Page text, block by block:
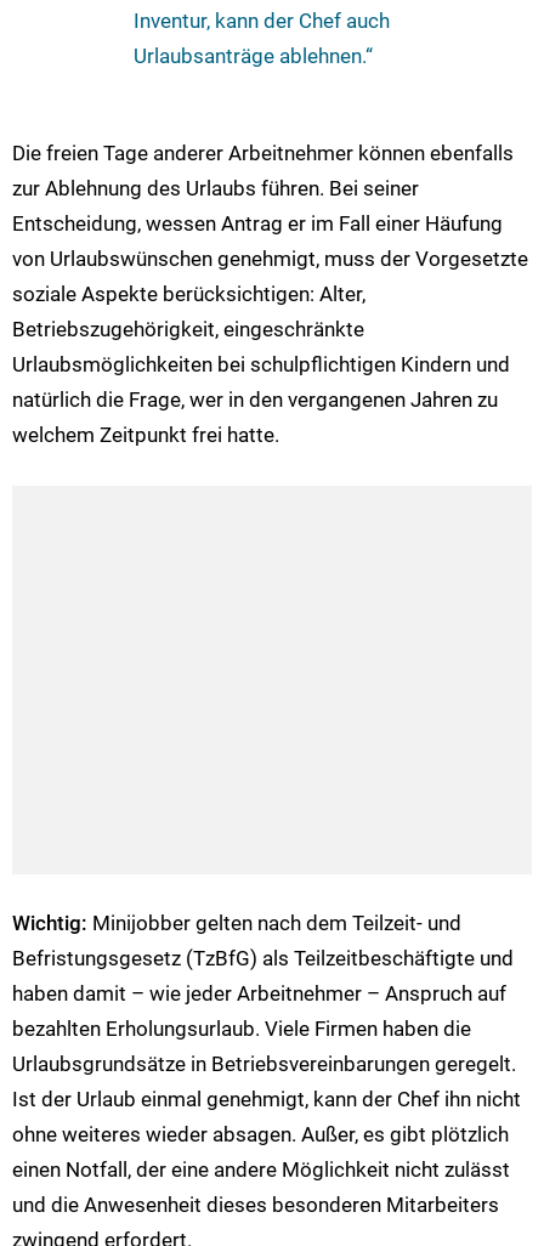
Inventur, kann der Chef auch
Urlaubsanträge ablehnen.“
Die freien Tage anderer Arbeitnehmer können ebenfalls
zur Ablehnung des Urlaubs führen. Bei seiner
Entscheidung, wessen Antrag er im Fall einer Häufung
von Urlaubswünschen genehmigt, muss der Vorgesetzte
soziale Aspekte berücksichtigen: Alter,
Betriebszugehörigkeit, eingeschränkte
Urlaubsmöglichkeiten bei schulpflichtigen Kindern und
natürlich die Frage, wer in den vergangenen Jahren zu
welchem Zeitpunkt frei hatte.
Wichtig: Minijobber gelten nach dem Teilzeit- und
Befristungsgesetz (TzBfG) als Teilzeitbeschäftigte und
haben damit – wie jeder Arbeitnehmer – Anspruch auf
bezahlten Erholungsurlaub. Viele Firmen haben die
Urlaubsgrundsätze in Betriebsvereinbarungen geregelt.
Ist der Urlaub einmal genehmigt, kann der Chef ihn nicht
ohne weiteres wieder absagen. Außer, es gibt plötzlich
einen Notfall, der eine andere Möglichkeit nicht zulässt
und die Anwesenheit dieses besonderen Mitarbeiters
zwingend erfordert.